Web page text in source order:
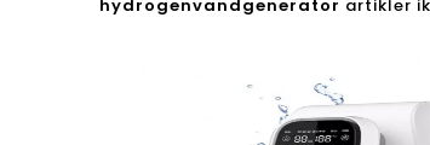
hydrogenvandgenerator artikler